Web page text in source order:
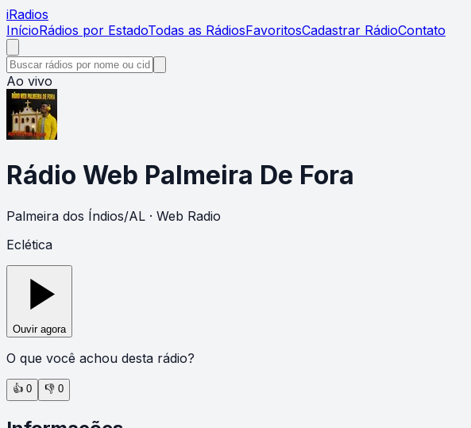
iRadios
InícioRádios por EstadoTodas as RádiosFavoritosCadastrar RádioContato
Ao vivo
Rádio Web Palmeira De Fora
Palmeira dos Índios/AL · Web Radio
Eclética
Ouvir agora
O que você achou desta rádio?
👍 0 👎 0